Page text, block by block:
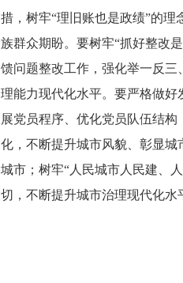
措，树牢“理旧账也是政绩”的
族群众期盼。要树牢“抓好整改
馈问题整改工作，强化举一反
理能力现代化水平。要严格做
展党员程序、优化党员队伍结
化，不断提升城市风貌、彰显
城市；树牢“人民城市人民建、
切，不断提升城市治理现代化水